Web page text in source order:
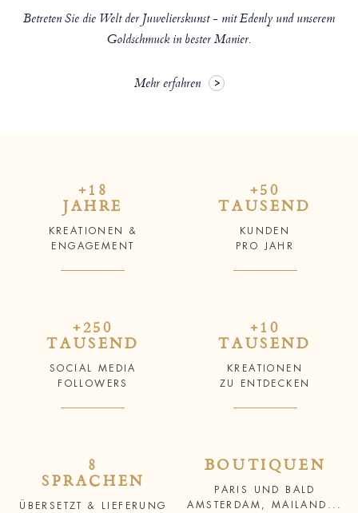
Betreten Sie die Welt der Juwelierskunst - mit Edenly und unserem
Goldschmuck in bester Manier.
Mehr erfahren
+18
JAHRE
KREATIONEN &
ENGAGEMENT
+50
TAUSEND
KUNDEN
PRO JAHR
+250
TAUSEND
SOCIAL MEDIA
FOLLOWERS
+10
TAUSEND
KREATIONEN
ZU ENTDECKEN
8
SPRACHEN
ÜBERSETZT & LIEFERUNG
BOUTIQUEN
PARIS UND BALD
AMSTERDAM, MAILAND...